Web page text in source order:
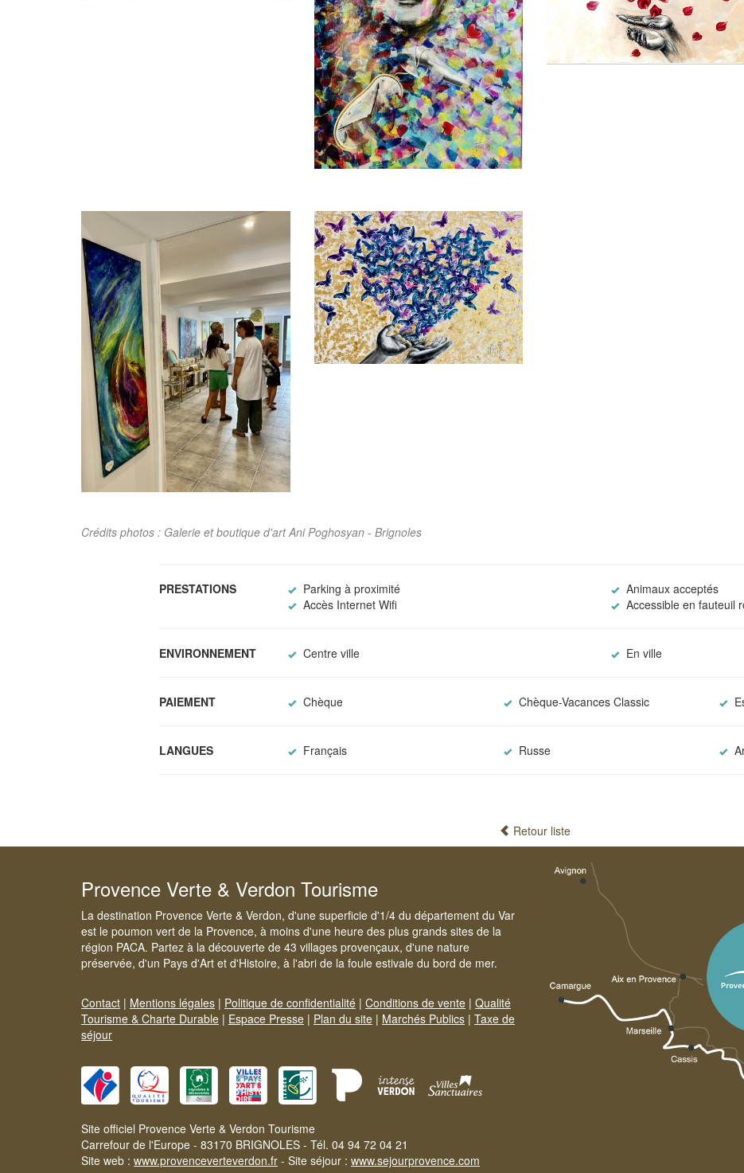
Crédits photos : Galerie et boutique d'art Ani Poghosyan - Brignoles
PRESTATIONS Parking à proximité
Animaux acceptés
Accès Internet Wifi
Accessible en fauteuil
ENVIRONNEMENT Centre ville En ville
PAIEMENT Chèque Chèque-Vacances Classic
LANGUES Français Russe
Retour liste
Provence Verte & Verdon Tourisme
La destination Provence Verte & Verdon, d'une superficie d'1/4 du département du Var
est le poumon vert de la Provence, à moins d'une heure des plus grands sites de la
région PACA. Partez à la découverte de 43 villages provençaux, d'une nature
préservée, d'un Pays d'Art et d'Histoire, à l'abri de la foule estivale du bord de mer.
Contact | Mentions légales | Politique de confidentialité | Conditions de vente | Qualité
Tourisme & Charte Durable | Espace Presse | Plan du site | Marchés Publics | Taxe de
séjour
Site officiel Provence Verte & Verdon Tourisme
Carrefour de l'Europe - 83170 BRIGNOLES - Tél. 04 94 72 04 21
Site web : www.provenceverteverdon.fr - Site séjour : www.sejourprovence.com